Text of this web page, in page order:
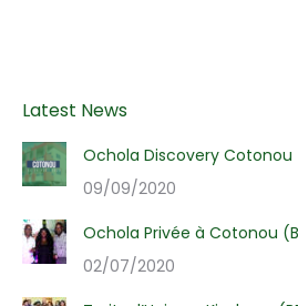
Latest News
Ochola Discovery Cotonou
09/09/2020
Ochola Privée à Cotonou
02/07/2020